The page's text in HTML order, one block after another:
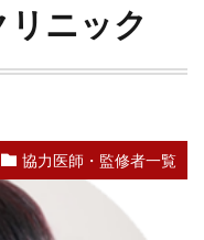
リニック
協力医師・監修者一覧